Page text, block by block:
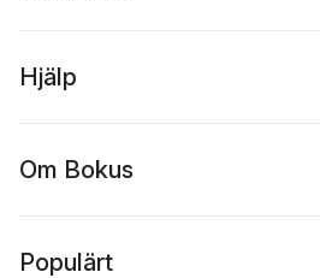
Hjälp
Om Bokus
Populärt